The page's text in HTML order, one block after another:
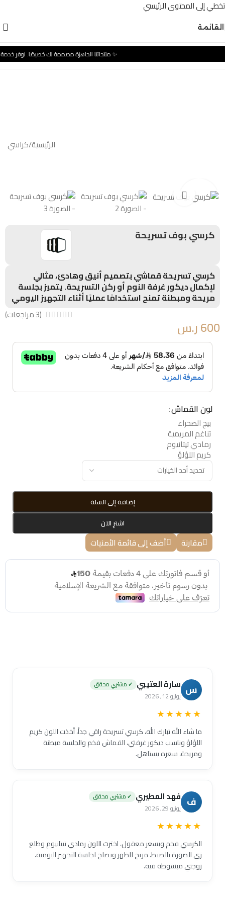
تخطي إلى المحتوى الرئيسي
القائمة
✨ منتجاتنا الجاهزة مصممة لك خصيصًا. نوفر
الرئيسية/كراسي
كرسي بوف تسريحة
كرسي تسريحة قماشي بتصميم أنيق وهادئ، مثالي
لإكمال ديكور غرفة النوم أو ركن التسريحة. يتميز بجلسة
مريحة ومبطنة تمنح استخدامًا عمليًا أثناء التجهيز اليومي
(
3مراجعات)
600ر.س
لون القماش
بيج الصحراء
تناغم المريمية
رمادي تيتانيوم
كريم اللؤلؤ
إضافة إلى السلة
اشترِ الآن
مقارنة أضف إلى قائمة الأمنيات
س سارة العتيبي ✓ مشتري محقق
يوليو 12, 2026
★★★★★
ما شاء الله تبارك الله، كرسي تسريحة راقي جداً، أخذت اللون كريم
اللؤلؤ وناسب ديكور غرفتي، القماش فخم والجلسة مبطنة
ومريحة، سعره يستاهل.
ف فهد المطيري ✓ مشتري محقق
يونيو 29, 2026
★★★★★
الكرسي فخم وبسعر معقول، اخترت اللون رمادي تيتانيوم وطلع
زي الصورة بالضبط، مريح للظهر ويصلح لجلسة التجهيز اليومية،
زوجتي مبسوطة فيه.